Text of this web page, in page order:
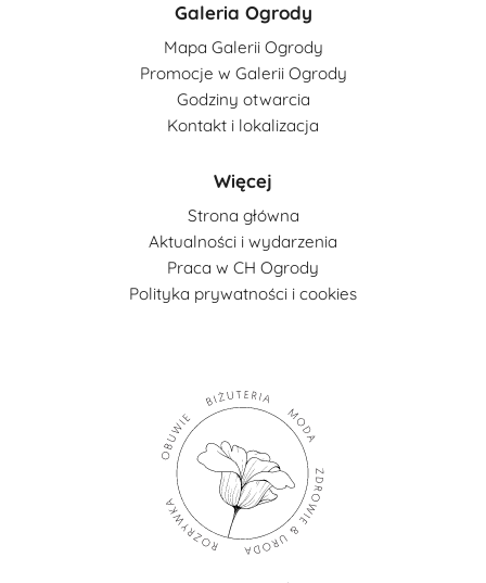
Galeria Ogrody
Mapa Galerii Ogrody
Promocje w Galerii Ogrody
Godziny otwarcia
Kontakt i lokalizacja
Więcej
Strona główna
Aktualności i wydarzenia
Praca w CH Ogrody
Polityka prywatności i cookies